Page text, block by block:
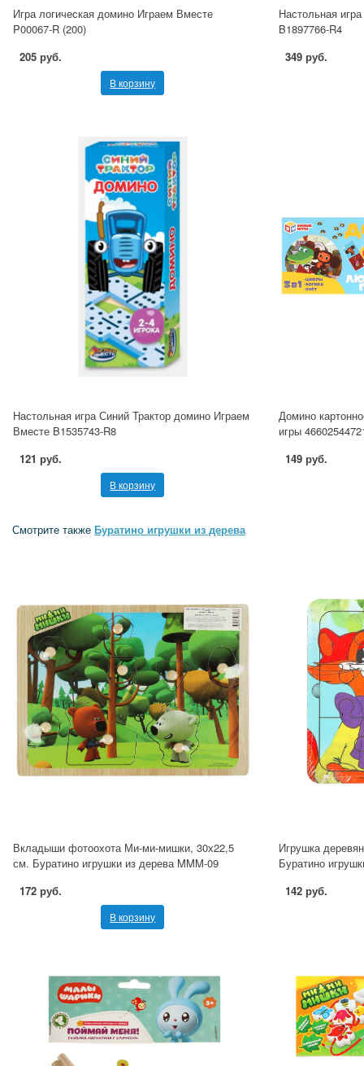
Игра логическая домино Играем Вместе
P00067-R (200)
205 руб.
В корзину
Настольная
B1897766-R4
349 руб.
Настольная игра Синий Трактор домино Играем
Вместе B1535743-R8
121 руб.
В корзину
Домино
игры
149 руб.
Смотрите также Буратино игрушки из дерева
Вкладыши фотоохота Ми-ми-мишки, 30х22,5
см. Буратино игрушки из дерева MMM-09
172 руб.
В корзину
Игрушка
Буратино
142 руб.